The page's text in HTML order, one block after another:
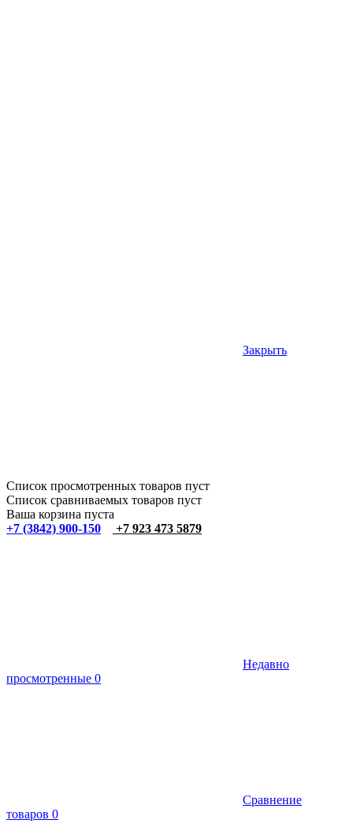
Закрыть
Список просмотренных товаров пуст
Список сравниваемых товаров пуст
Ваша корзина пуста
+7 (3842) 900-150
+7 923 473 5879
Недавно
просмотренные 0
Сравнение
товаров 0